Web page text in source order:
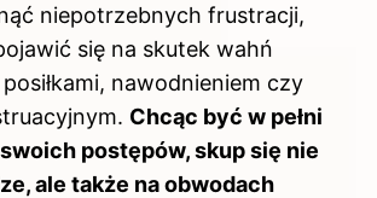
niepotrzebnych frustracji,
się na skutek wahń
nawodnieniem czy
Chcąc być w pełni
postępów, skup się nie
ale także na obwodach